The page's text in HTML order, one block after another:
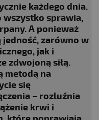
każdego dnia.
wszystko sprawia,
A ponieważ
jedność, zarówno w
jak i
zdwojoną siłą.
metodą na
się
– rozluźnia
krwi i